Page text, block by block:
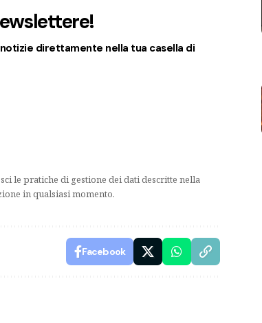
direttamente nella tua casella di
le pratiche di gestione dei dati descritte nella
in qualsiasi momento.
Facebook